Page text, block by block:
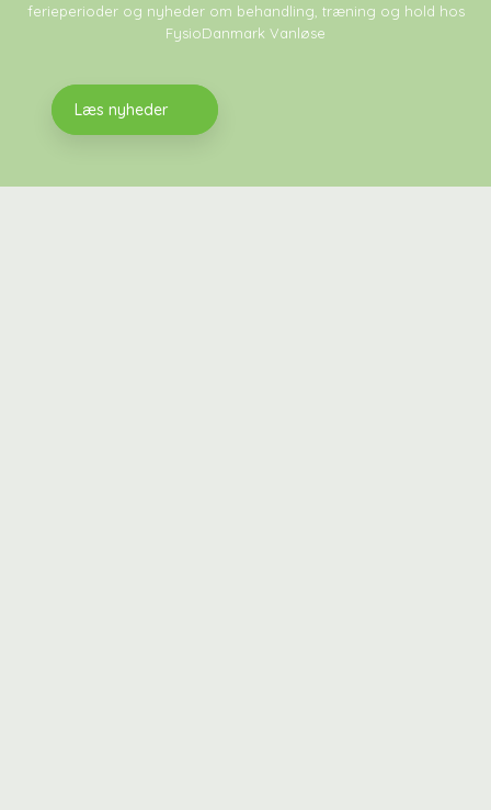
ferieperioder og nyheder om behandling, træning og hold hos
FysioDanmark Vanløse
​Læs nyheder